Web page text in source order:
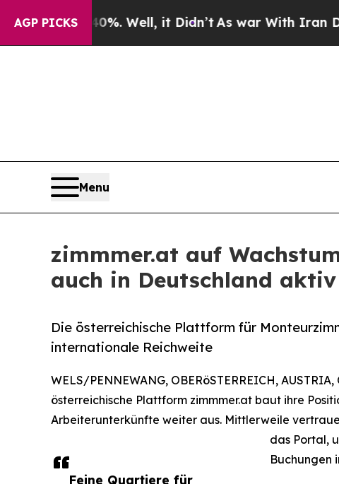
AGP PICKS
40%. Well, it Didn’t As war With Iran Drove
Menu
zimmmer.at auf
auch in Deutschland aktiv
Die österreichische Plattform für
internationale Reichweite
Feine Quartiere für
WELS/PENNEWANG, OBERöSTERREICH,
österreichische Plattform zimmmer.at baut ihre
Arbeiterunterkünfte weiter aus. Mittlerweile
das Portal,
Buchungen